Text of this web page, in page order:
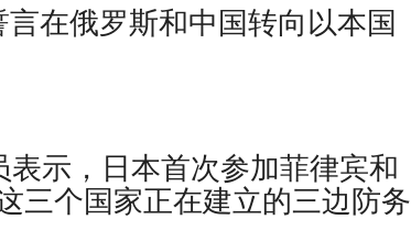
在俄罗斯和中国转向以本国
示，日本首次参加菲律宾和
三个国家正在建立的三边防务